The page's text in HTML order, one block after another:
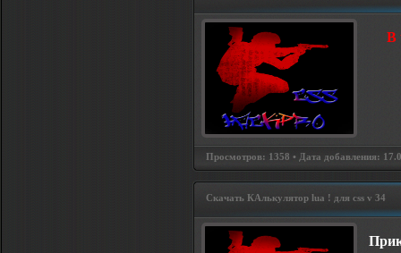
В
Просмотров: 1358 • Дата добавления:
Скачать КАлькулятор lua ! для css v 34